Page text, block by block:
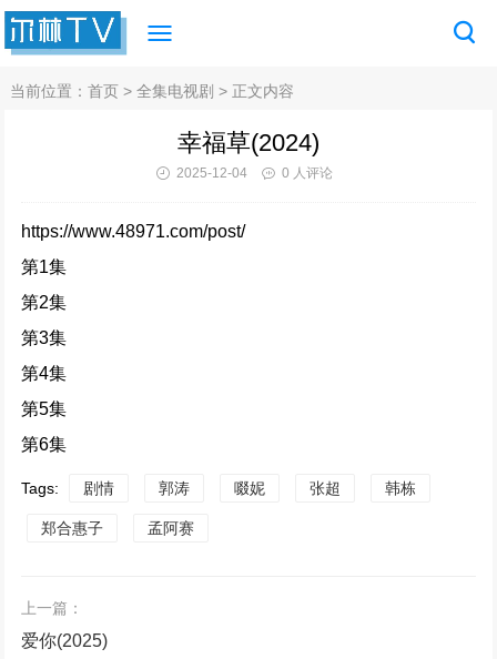
当前位置：首页 >全集电视剧 > 正文内容
幸福草(2024)
2025-12-04 0 人评论
https://www.48971.com/post/
第1集
第2集
第3集
第4集
第5集
第6集
Tags: 剧情 郭涛 啜妮 张超 韩栋
郑合惠子 孟阿赛
上一篇：
爱你(2025)